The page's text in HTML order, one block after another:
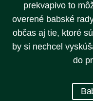
prekvapivo to
overené babské
občas aj tie, ktoré
by si nechcel
do